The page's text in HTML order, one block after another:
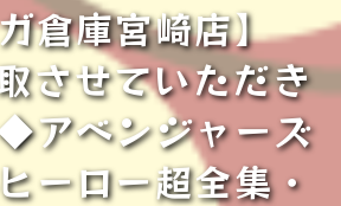
ガ倉庫宮崎店】
せていただき
アベンジャーズ
ーロー超全集・